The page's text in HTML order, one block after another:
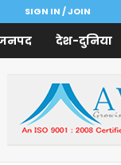
SIGN IN / JOIN
देश-दुनिया